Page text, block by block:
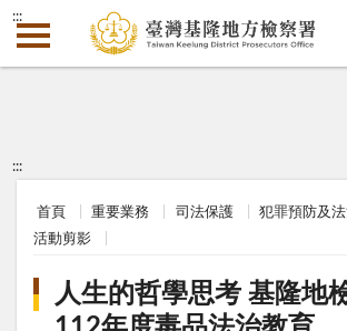
:::
:::
首頁 重要業務 司法保護
犯罪預防及
活動剪影
人生的哲學思考 基隆地